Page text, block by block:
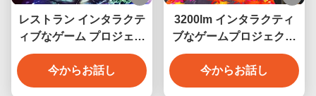
レストラン インタラクテ
ィブなゲーム プロジェク
ター ホログラムフロアプ
ロジェクション
今からお話し
3200lm インタラクティ
ブなゲームプロジェクタ
ーシステム インタラクテ
ィブなフロアゲームプロ
ジェクター
今からお話し